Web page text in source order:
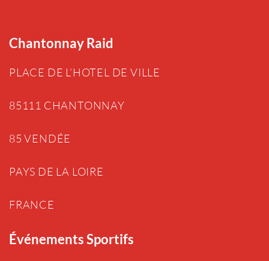
Chantonnay Raid
PLACE DE L’HOTEL DE VILLE
85111 CHANTONNAY
85 VENDÉE
PAYS DE LA LOIRE
FRANCE
Événements Sportifs